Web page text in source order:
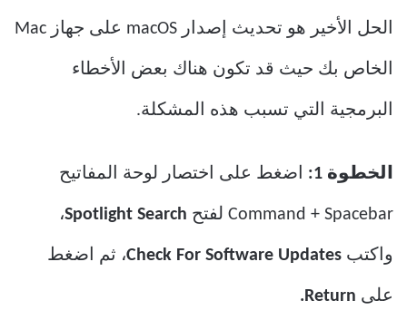
الحل الأخير هو تحديث إصدار macOS على جهاز Mac
الخاص بك حيث قد تكون هناك بعض الأخطاء
البرمجية التي تسبب هذه المشكلة.
الخطوة 1: اضغط على اختصار لوحة المفاتيح
Command + Spacebar لفتح Spotlight Search،
واكتب Check For Software Updates، ثم اضغط
على Return.